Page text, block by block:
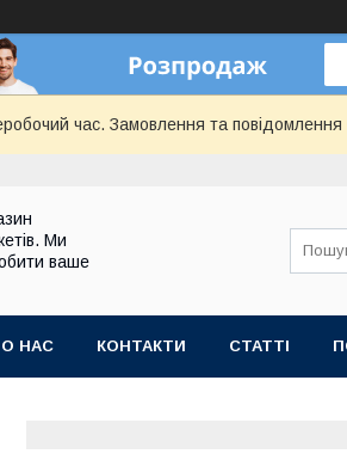
час. Замовлення та
Ми
ваше
О НАС КОНТАКТИ СТАТТІ